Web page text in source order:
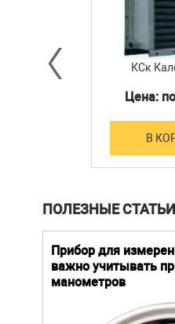
КСк
Цена:
В
ПОЛЕЗНЫЕ СТАТЬИ
Прибор для
важно учитывать
манометров